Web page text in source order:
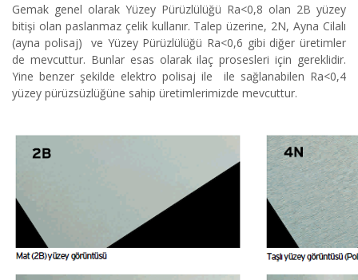
Gemak genel olarak Yüzey Pürüzlülüğü Ra<0,8 olan 2B yüzey
bitişi olan paslanmaz çelik kullanır. Talep üzerine, 2N, Ayna Cilalı
(ayna polisaj) ve Yüzey Pürüzlülüğü Ra<0,6 gibi diğer üretimler
de mevcuttur. Bunlar esas olarak ilaç prosesleri için gereklidir.
Yine benzer şekilde elektro polisaj ile ile sağlanabilen Ra<0,4
yüzey pürüzsüzlüğüne sahip üretimlerimizde mevcuttur.